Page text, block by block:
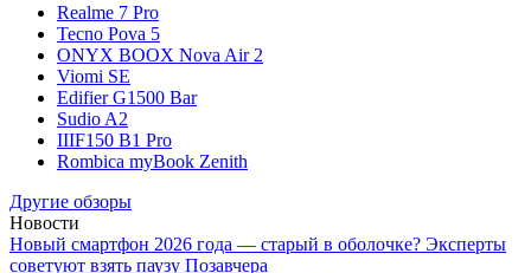
Realme 7 Pro
Tecno Pova 5
ONYX BOOX Nova Air 2
Viomi SE
Edifier G1500 Bar
Sudio A2
IIIF150 B1 Pro
Rombica myBook Zenith
Другие обзоры
Новости
Новый смартфон 2026 года — старый в оболочке? Эксперты
советуют взять паузу Позавчера